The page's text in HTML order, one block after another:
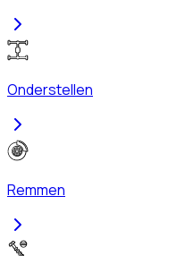
Onderstellen
Remmen